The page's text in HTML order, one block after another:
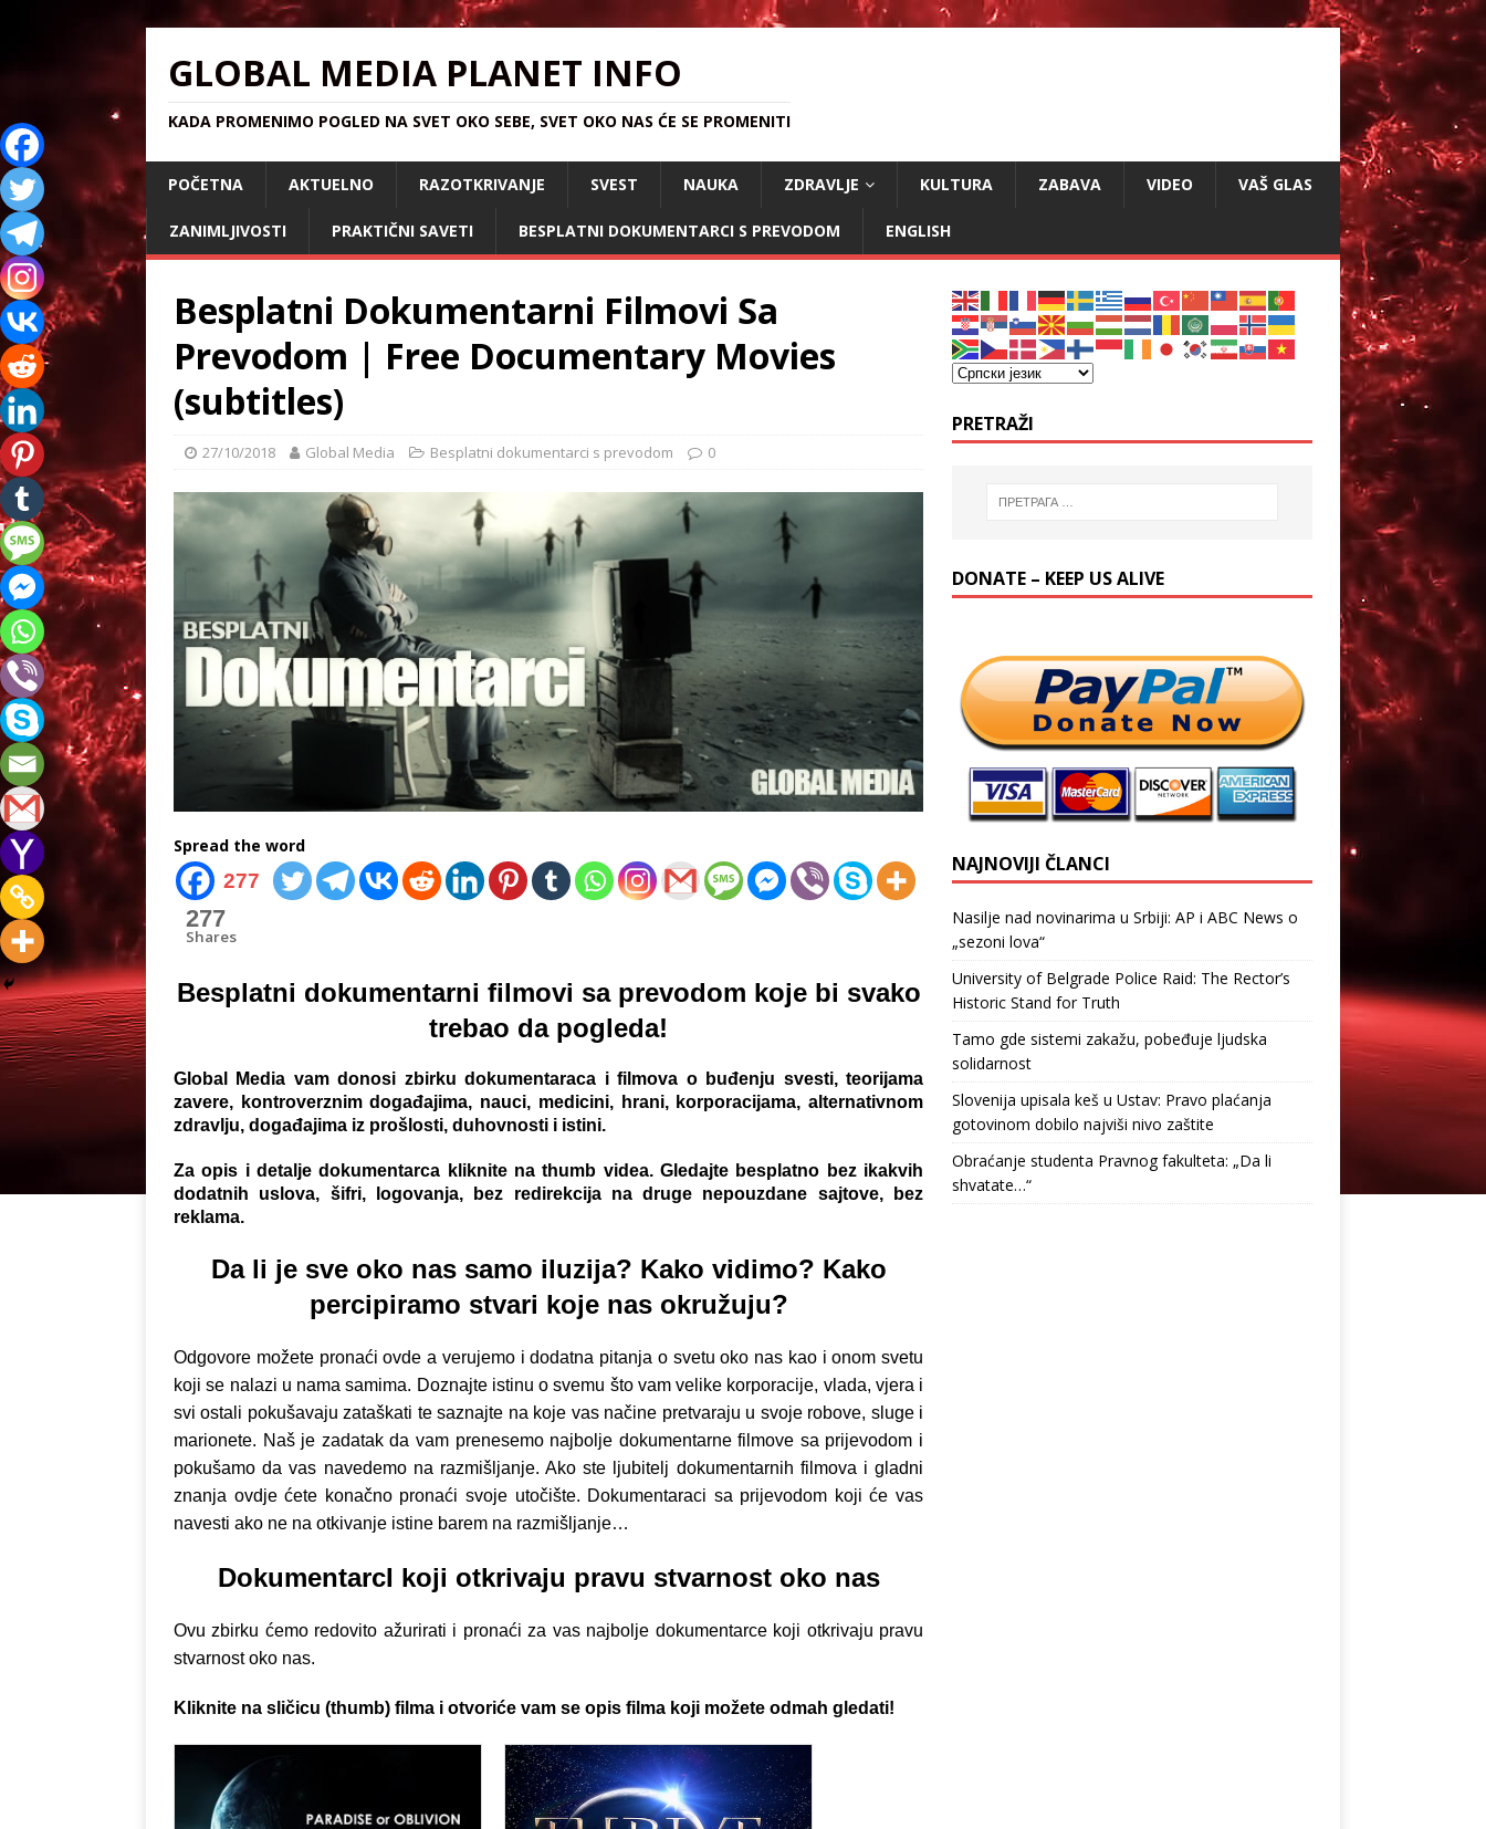
GLOBAL MEDIA PLANET INFO
KADA PROMENIMO POGLED NA SVET OKO SEBE, SVET OKO NAS ĆE SE PROMENITI
POČETNA AKTUELNO RAZOTKRIVANJE SVEST NAUKA ZDRAVLJE KULTURA ZABAVA VIDEO VAŠ GLAS
ZANIMLJIVOSTI PRAKTIČNI SAVETI BESPLATNI DOKUMENTARCI S PREVODOM ENGLISH
Besplatni Dokumentarni Filmovi Sa
Prevodom | Free Documentary Movies
(subtitles)
27/10/2018 Global Media Besplatni dokumentarci s prevodom 0
Spread the word
277
277
Shares
Besplatni dokumentarni filmovi sa prevodom koje bi svako
trebao da pogleda!
Global Media vam donosi zbirku dokumentaraca i filmova o buđenju svesti, teorijama
zavere, kontroverznim događajima, nauci, medicini, hrani, korporacijama, alternativnom
zdravlju, događajima iz prošlosti, duhovnosti i istini.
Za opis i detalje dokumentarca kliknite na thumb videa. Gledajte besplatno bez ikakvih
dodatnih uslova, šifri, logovanja, bez redirekcija na druge nepouzdane sajtove, bez
reklama.
Da li je sve oko nas samo iluzija? Kako vidimo? Kako
percipiramo stvari koje nas okružuju?
Odgovore možete pronaći ovde a verujemo i dodatna pitanja o svetu oko nas kao i onom svetu
koji se nalazi u nama samima. Doznajte istinu o svemu što vam velike korporacije, vlada, vjera i
svi ostali pokušavaju zataškati te saznajte na koje vas načine pretvaraju u svoje robove, sluge i
marionete. Naš je zadatak da vam prenesemo najbolje dokumentarne filmove sa prijevodom i
pokušamo da vas navedemo na razmišljanje. Ako ste ljubitelj dokumentarnih filmova i gladni
znanja ovdje ćete konačno pronaći svoje utočište. Dokumentaraci sa prijevodom koji će vas
navesti ako ne na otkivanje istine barem na razmišljanje…
DokumentarcI koji otkrivaju pravu stvarnost oko nas
Ovu zbirku ćemo redovito ažurirati i pronaći za vas najbolje dokumentarce koji otkrivaju pravu
stvarnost oko nas.
Kliknite na sličicu (thumb) filma i otvoriće vam se opis filma koji možete odmah gledati!
PRETRAŽI
DONATE – KEEP US ALIVE
NAJNOVIJI ČLANCI
Nasilje nad novinarima u Srbiji: AP i ABC News o
„sezoni lova“
University of Belgrade Police Raid: The Rector’s
Historic Stand for Truth
Tamo gde sistemi zakažu, pobeđuje ljudska
solidarnost
Slovenija upisala keš u Ustav: Pravo plaćanja
gotovinom dobilo najviši nivo zaštite
Obraćanje studenta Pravnog fakulteta: „Da li
shvatate…“